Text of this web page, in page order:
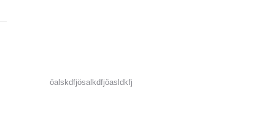
öalskdfjösalkdfjöasldkfj